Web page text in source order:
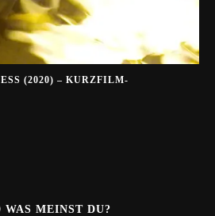
(2020) – KURZFILM-
WAS MEINST DU?